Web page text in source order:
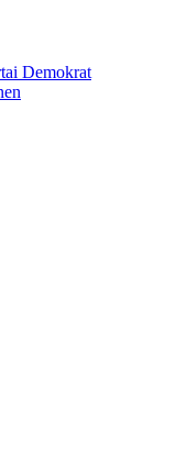
Demokrat